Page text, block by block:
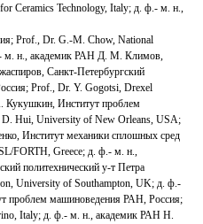
Ceramics Technology, Italy; д. ф.‑ м. н.,
Prof., Dr. G.-M. Chow, National
м. н., академик РАН Д. М. Климов,
Санкт-Петербургский
Prof., Dr. Y. Gogotsi, Drexel
Институт проблем
Hui, University of New Orleans, USA;
Институт механики сплошных сред
FORTH, Greece; д. ф.‑ м. н.,
политехнический у-т Петра
University of Southampton, UK; д. ф.‑
машиноведения РАН, Россия;
Italy; д. ф.‑ м. н., академик РАН Н.